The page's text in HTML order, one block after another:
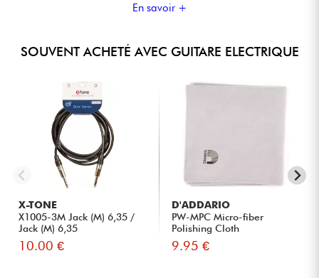
En savoir +
SOUVENT ACHETÉ AVEC GUITARE ELECTRIQUE
X-TONE
X1005-3M Jack (M) 6,35 /
Jack (M) 6,35
10.00 €
D'ADDARIO
PW-MPC Micro-fiber
Polishing Cloth
9.95 €